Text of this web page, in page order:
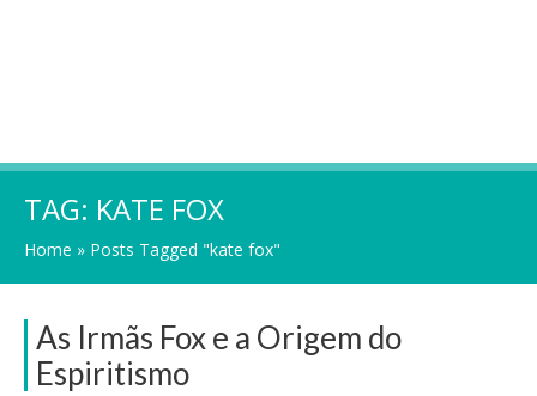
TAG: KATE FOX
Home » Posts Tagged "kate fox"
As Irmãs Fox e a Origem do
Espiritismo